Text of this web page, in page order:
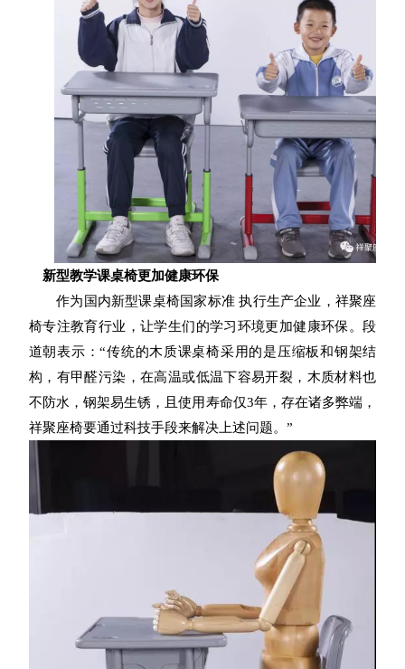
新型教学课桌椅更加健康环保
作为国内新型课桌椅国家标准 执行生产企业，祥聚座
椅专注教育行业，让学生们的学习环境更加健康环保。段
道朝表示：“传统的木质课桌椅采用的是压缩板和钢架结
构，有甲醛污染，在高温或低温下容易开裂，木质材料也
不防水，钢架易生锈，且使用寿命仅3年，存在诸多弊端，
祥聚座椅要通过科技手段来解决上述问题。”